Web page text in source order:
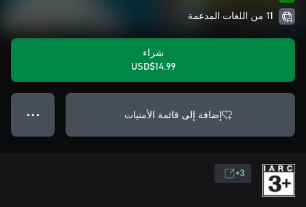
11 من اللغات المدعمة
شراء
USD$14.99
إضافة إلى قائمة الأمنيات ● ● ●
3+